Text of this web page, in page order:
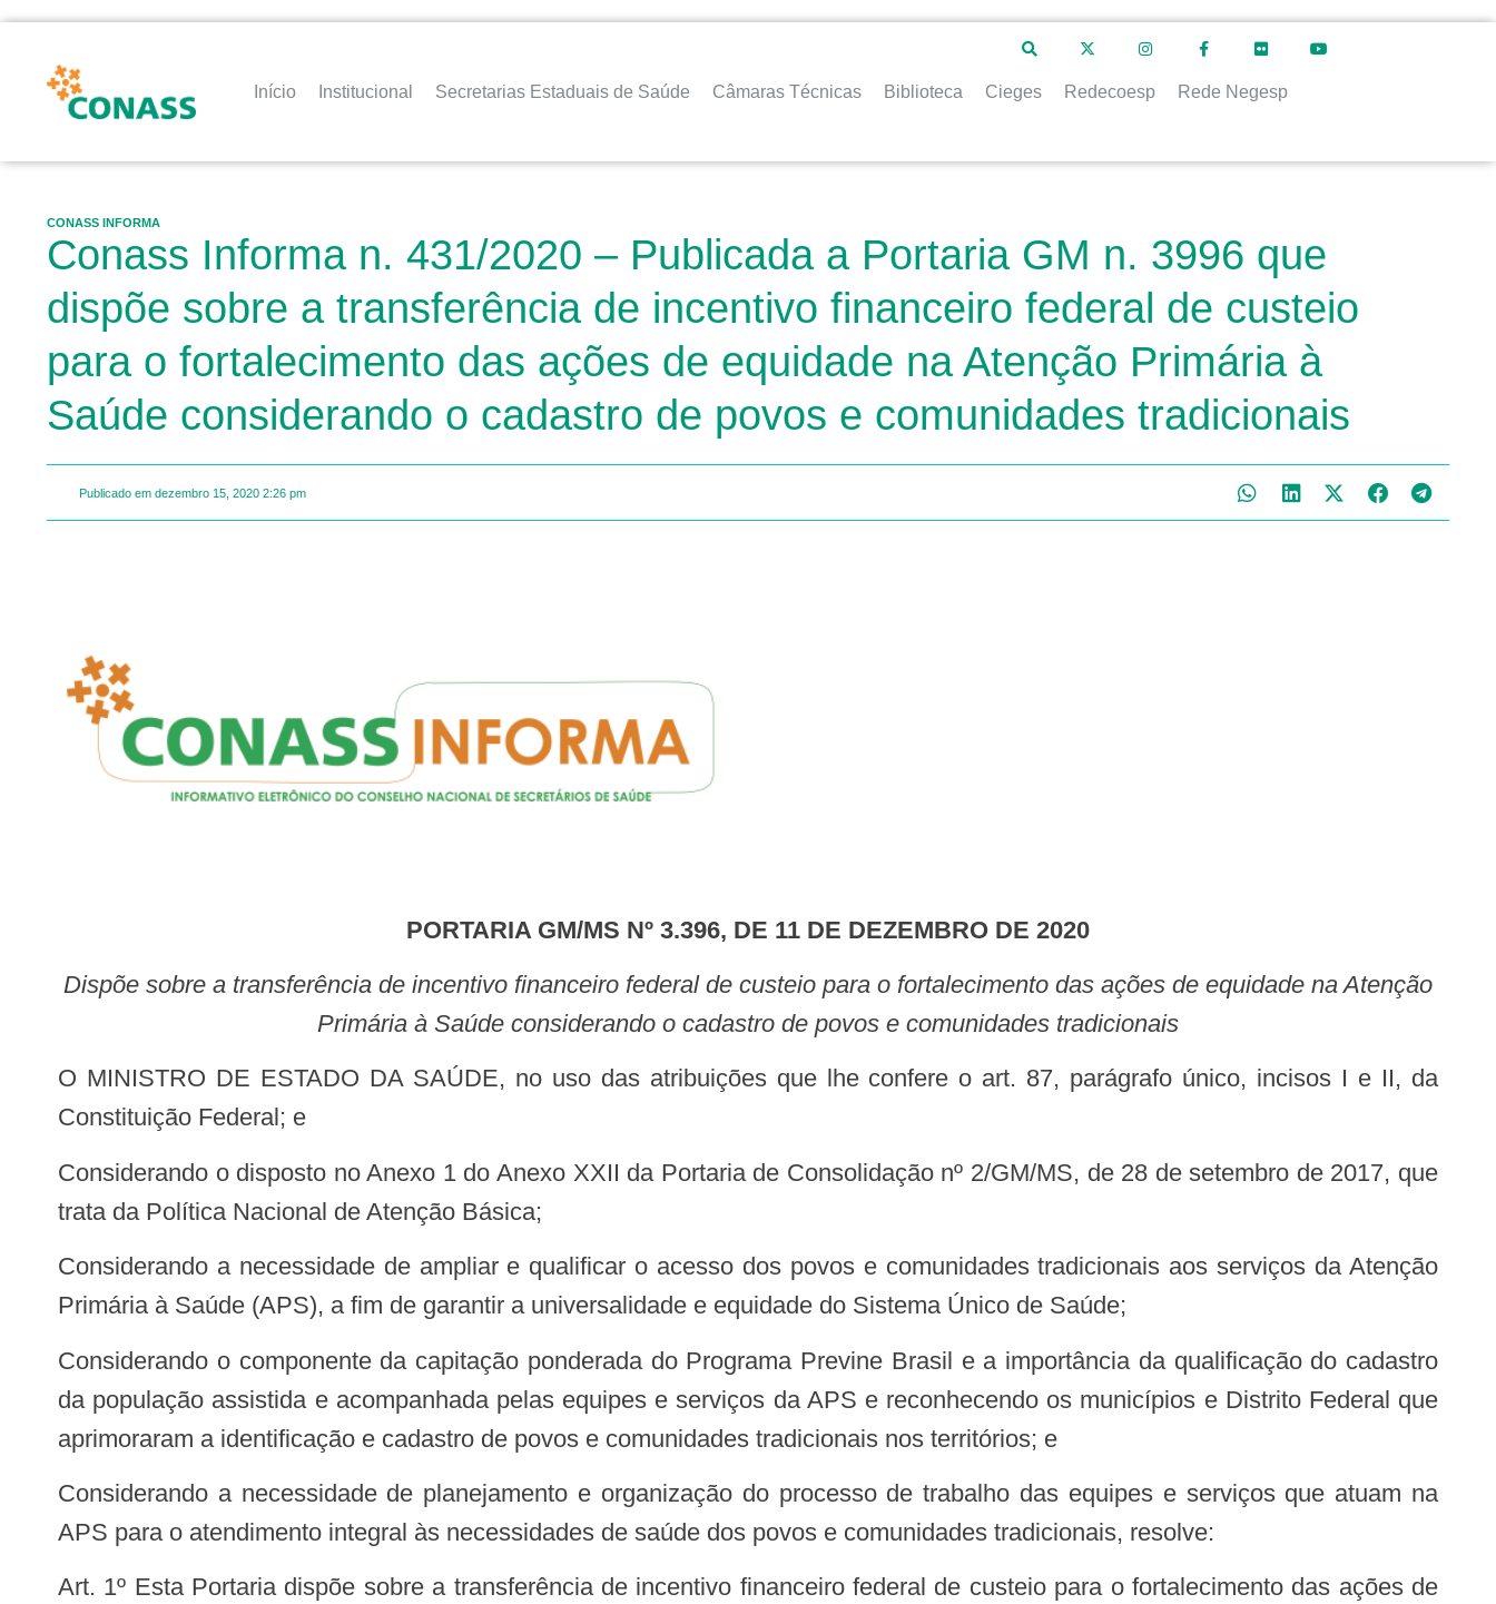
Início Institucional Secretarias Estaduais de Saúde Câmaras Técnicas Biblioteca Cieges Redecoesp Rede Negesp
CONASS INFORMA
Conass Informa n. 431/2020 – Publicada a Portaria GM n. 3996 que
dispõe sobre a transferência de incentivo financeiro federal de custeio
para o fortalecimento das ações de equidade na Atenção Primária à
Saúde considerando o cadastro de povos e comunidades tradicionais
Publicado em dezembro 15, 2020 2:26 pm
PORTARIA GM/MS Nº 3.396, DE 11 DE DEZEMBRO DE 2020
Dispõe sobre a transferência de incentivo financeiro federal de custeio para o fortalecimento das ações de equidade na Atenção
Primária à Saúde considerando o cadastro de povos e comunidades tradicionais
O MINISTRO DE ESTADO DA SAÚDE, no uso das atribuições que lhe confere o art. 87, parágrafo único, incisos I e II, da
Constituição Federal; e
Considerando o disposto no Anexo 1 do Anexo XXII da Portaria de Consolidação nº 2/GM/MS, de 28 de setembro de 2017, que
trata da Política Nacional de Atenção Básica;
Considerando a necessidade de ampliar e qualificar o acesso dos povos e comunidades tradicionais aos serviços da Atenção
Primária à Saúde (APS), a fim de garantir a universalidade e equidade do Sistema Único de Saúde;
Considerando o componente da capitação ponderada do Programa Previne Brasil e a importância da qualificação do cadastro
da população assistida e acompanhada pelas equipes e serviços da APS e reconhecendo os municípios e Distrito Federal que
aprimoraram a identificação e cadastro de povos e comunidades tradicionais nos territórios; e
Considerando a necessidade de planejamento e organização do processo de trabalho das equipes e serviços que atuam na
APS para o atendimento integral às necessidades de saúde dos povos e comunidades tradicionais, resolve:
Art. 1º Esta Portaria dispõe sobre a transferência de incentivo financeiro federal de custeio para o fortalecimento das ações de